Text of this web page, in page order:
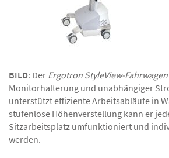
BILD: Der Ergotron StyleView-Fahrwagen
Monitorhalterung und unabhängiger
unterstützt effiziente Arbeitsabläufe in
stufenlose Höhenverstellung kann er
Sitzarbeitsplatz umfunktioniert und
werden.